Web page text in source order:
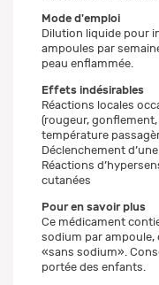
Mode d'emploi
Dilution liquide pour
ampoules par
peau enflammée.
Effets indésirables
Réactions locales
(rougeur,
température
Déclenchement
Réactions
cutanées
Pour en savoir plus
Ce médicament
sodium par ampoule,
«sans sodium».
portée des enfants.